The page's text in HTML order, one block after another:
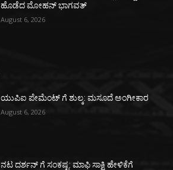
ಹೊಡೆದ ಮೋಹನ್ ಭಾಗವತ್
August 6, 2026
ಯುಪಿಐ ಪೇಮೆಂಟ್ ಗೆ ಶುಲ್ಕ: ಮಸೂದೆ ಅಂಗೀಕಾರ
August 6, 2026
ನಟ ದರ್ಶನ್ ಗೆ ಸಂಕಷ್ಟ: ಮಾಫಿ ಸಾಕ್ಷಿ ಹೇಳಿಕೆಗೆ